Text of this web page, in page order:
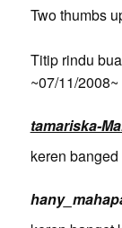
Two thumbs
Titip rindu
~07/11/2008~
tamariska-
keren banged